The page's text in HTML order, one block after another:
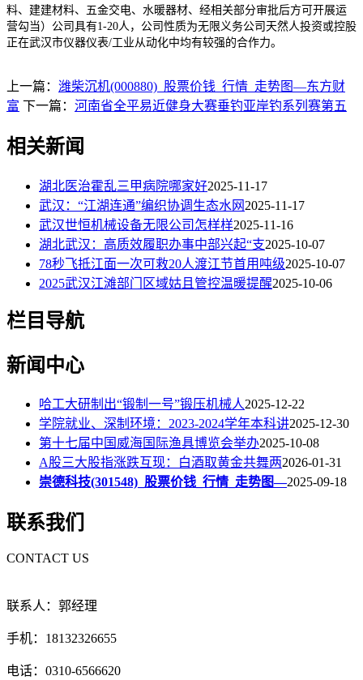
料、建建材料、五金交电、水暖器材、经相关部分审批后方可开展运
营勾当）公司具有1-20人，公司性质为无限义务公司天然人投资或控股
正在武汉市仪器仪表/工业从动化中均有较强的合作力。
上一篇： 潍柴沉机(000880)_股票价钱_行情_走势图—东方财
富 下一篇： 河南省全平易近健身大赛垂钓亚岸钓系列赛第五
相关新闻
湖北医治霍乱三甲病院哪家好2025-11-17
武汉：“江湖连通”编织协调生态水网 2025-11-17
武汉世恒机械设备无限公司怎样样2025-11-16
湖北武汉：高质效履职办事中部兴起“支2025-10-07
78秒飞抵江面一次可救20人渡江节首用吨级2025-10-07
2025武汉江滩部门区域姑且管控温暖提醒2025-10-06
栏目导航
新闻中心
哈工大研制出“锻制一号”锻压机械人2025-12-22
学院就业、深制环境：2023-2024学年本科讲2025-12-30
第十七届中国威海国际渔具博览会举办2025-10-08
A股三大股指涨跌互现：白酒取黄金共舞两2026-01-31
崇德科技(301548)_股票价钱_行情_走势图—2025-09-18
联系我们
CONTACT US
联系人：郭经理
手机：18132326655
电话：0310-6566620